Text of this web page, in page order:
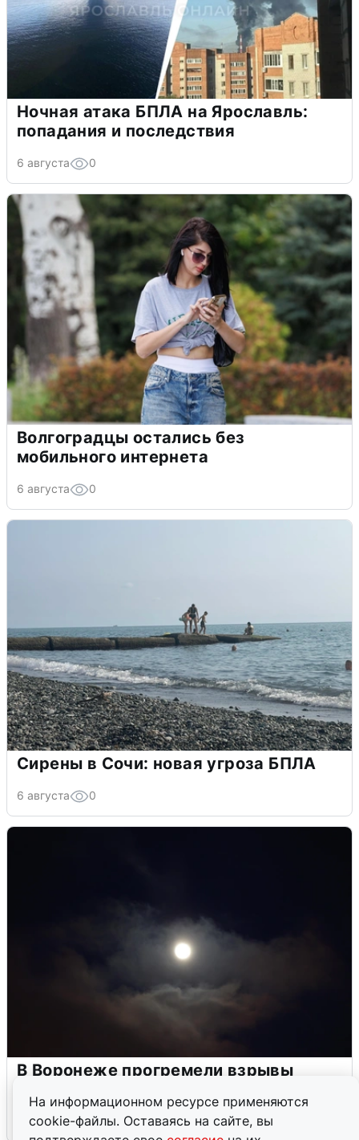
На информационном ресурсе применяются
cookie-файлы. Оставаясь на сайте, вы
Ночная атака БПЛА на Ярославль:
попадания и последствия
6 августа 0
Волгоградцы остались без
мобильного интернета
6 августа 0
Сирены в Сочи: новая угроза БПЛА
6 августа 0
В Воронеже прогремели взрывы
5 августа 0